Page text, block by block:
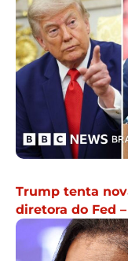
Trump tenta
diretora do Fed